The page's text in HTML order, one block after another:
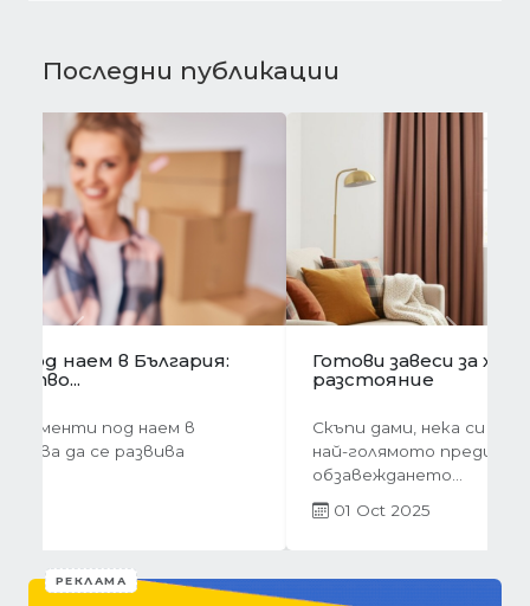
Последни публикации
Готови завеси за хол на една ръка
разстояние
Скъпи дами, нека си признаем, че понякога
най-голямото предизвикателство в
РЕКЛАМА